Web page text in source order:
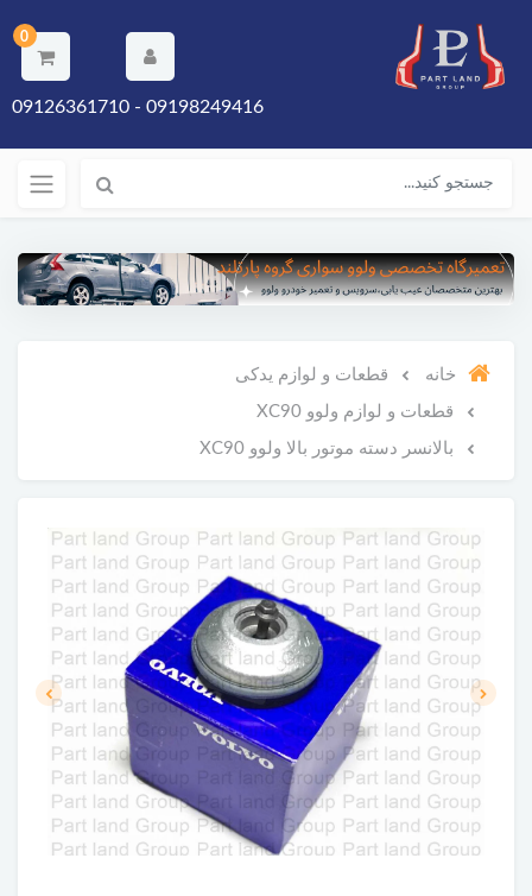
0
09198249416 - 09126361710
خانه قطعات و لوازم یدکی
قطعات و لوازم ولوو XC90
بالانسر دسته موتور بالا ولوو XC90